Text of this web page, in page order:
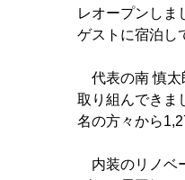
レオープンしま
ゲストに宿泊し
代表の南 慎太
取り組んできま
名の方々から
内装のリノベ